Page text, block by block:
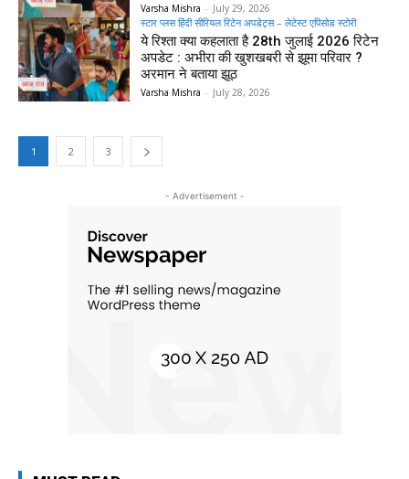
Varsha Mishra - July 29, 2026
स्टार प्लस हिंदी सीरियल रिटेन अपडेट्स – लेटेस्ट एपिसोड स्टोरी
ये रिश्ता क्या कहलाता है 28th जुलाई 2026 रिटेन
अपडेट : अभीरा की खुशखबरी से झूमा परिवार ?
अरमान ने बताया झूठ
Varsha Mishra - July 28, 2026
1 2 3
- Advertisement -